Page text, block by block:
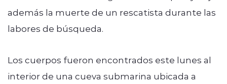
además la muerte de un rescatista durante las
labores de búsqueda.
Los cuerpos fueron encontrados este lunes al
interior de una cueva submarina ubicada a